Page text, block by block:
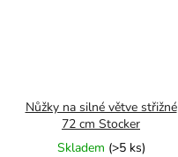
Nůžky na silné větve střižné
72 cm Stocker
Skladem (>5 ks)